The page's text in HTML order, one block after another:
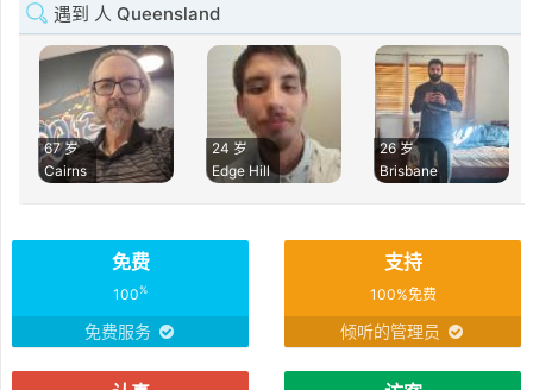
遇到 人 Queensland
67 岁
Cairns
24 岁
Edge Hill
26 岁
Brisbane
免费
100%
免费服务
支持
100%免费
倾听的管理员